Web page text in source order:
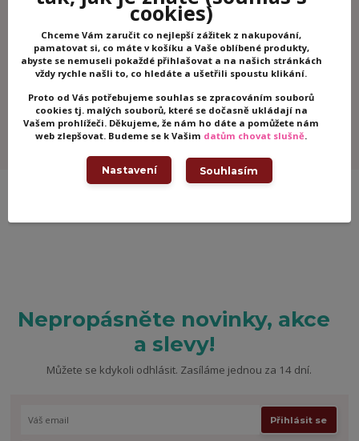
info@woodhracky.cz
Zboží zařazeno v kategoriích
Puzzle Djeco
Djeco
Nepropásněte novinky, akce
a slevy!
Můžete se kdykoli odhlásit. Zasíláme jednou za 14 dní.
Přihlásit se
cookies)
Chceme Vám zaručit co nejlepší zážitek z nakupování,
pamatovat si, co máte v košíku a Vaše oblíbené produkty,
abyste se nemuseli pokaždé přihlašovat a na našich stránkách
vždy rychle našli to, co hledáte a ušetřili spoustu klikání.
Proto od Vás potřebujeme souhlas se zpracováním souborů
cookies tj. malých souborů, které se dočasně ukládají na
Vašem prohlížeči. Děkujeme, že nám ho dáte a pomůžete nám
web zlepšovat. Budeme se k Vašim datům chovat slušně.
Nastavení Souhlasím